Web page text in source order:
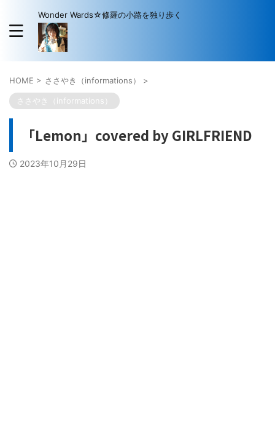
Wonder Wards☆修羅の小路を独り歩く
HOME > ささやき（informations） >
ささやき（informations）
「Lemon」covered by GIRLFRIEND
2023年10月29日